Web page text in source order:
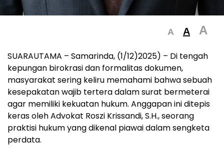
A A A
SUARAUTAMA – Samarinda, (1/12)2025) – Di tengah
kepungan birokrasi dan formalitas dokumen,
masyarakat sering keliru memahami bahwa sebuah
kesepakatan wajib tertera dalam surat bermeterai
agar memiliki kekuatan hukum. Anggapan ini ditepis
keras oleh Advokat Roszi Krissandi, S.H., seorang
praktisi hukum yang dikenal piawai dalam sengketa
perdata.